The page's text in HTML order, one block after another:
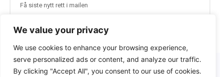
We value your privacy
We use cookies to enhance your browsing experience,
serve personalized ads or content, and analyze our traffic.
By clicking "Accept All", you consent to our use of cookies.
Få siste nytt rett i mailen